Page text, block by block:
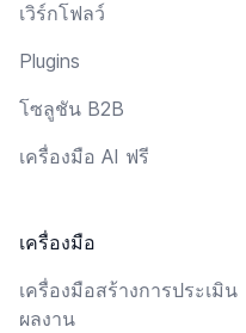
เวิร์กโฟลว์
Plugins
โซลูชัน B2B
เครื่องมือ AI ฟรี
เครื่องมือ
เครื่องมือสร้างการประเมิน
ผลงาน